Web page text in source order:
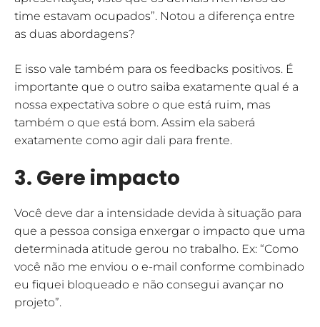
time estavam ocupados”. Notou a diferença entre
as duas abordagens?
E isso vale também para os feedbacks positivos. É
importante que o outro saiba exatamente qual é a
nossa expectativa sobre o que está ruim, mas
também o que está bom. Assim ela saberá
exatamente como agir dali para frente.
3. Gere impacto
Você deve dar a intensidade devida à situação para
que a pessoa consiga enxergar o impacto que uma
determinada atitude gerou no trabalho. Ex: “Como
você não me enviou o e-mail conforme combinado
eu fiquei bloqueado e não consegui avançar no
projeto”.